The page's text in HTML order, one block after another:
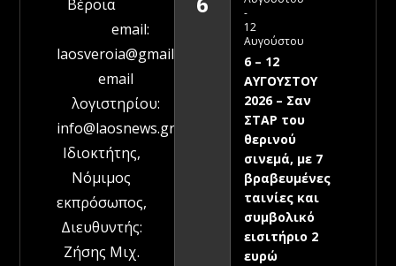
Βέροια
email:
laosveroia@gmail.com
email
λογιστηρίου:
info@laosnews.gr
Ιδιοκτήτης,
Νόμιμος
εκπρόσωπος,
Διευθυντής:
Ζήσης Μιχ.
-
12
Αυγούστου
6 – 12
ΑΥΓΟΥΣΤΟΥ
2026 – Σαν
ΣΤΑΡ του
θερινού
σινεμά, με 7
βραβευμένες
ταινίες και
συμβολικό
εισιτήριο 2
ευρώ